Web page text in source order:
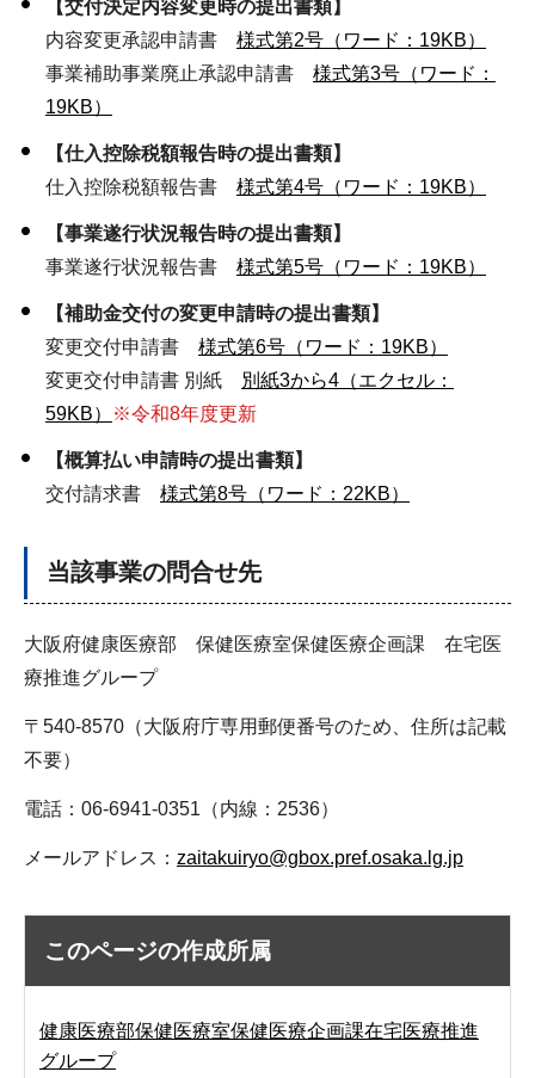
【交付決定内容変更時の提出書類】
内容変更承認申請書 様式第2号（ワード：19KB）
事業補助事業廃止承認申請書 様式第3号（ワード：
19KB）
【仕入控除税額報告時の提出書類】
仕入控除税額報告書 様式第4号（ワード：19KB）
【事業遂行状況報告時の提出書類】
事業遂行状況報告書 様式第5号（ワード：19KB）
【補助金交付の変更申請時の提出書類】
変更交付申請書 様式第6号（ワード：19KB）
変更交付申請書 別紙
別紙3から4（エクセル：
59KB）
※令和8年度更新
【概算払い申請時の提出書類】
交付請求書 様式第8号（ワード：22KB）
当該事業の問合せ先
大阪府健康医療部 保健医療室保健医療企画課 在宅医
療推進グループ
〒540-8570（大阪府庁専用郵便番号のため、住所は記載
不要）
電話：06-6941-0351（内線：2536）
メールアドレス： zaitakuiryo@gbox.pref.osaka.lg.jp
このページの作成所属
健康医療部保健医療室保健医療企画課在宅医療推進
グループ